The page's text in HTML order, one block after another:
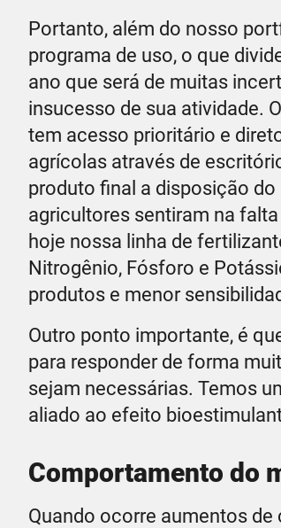
Portanto, além do nosso
programa de uso, o que
ano que será de muitas
insucesso de sua atividade.
tem acesso prioritário e
agrícolas através de
produto final a disposição
agricultores sentiram na
hoje nossa linha de
Nitrogênio, Fósforo e
produtos e menor
Outro ponto importante, é
para responder de forma
sejam necessárias. Temos
aliado ao efeito
Comportamento do
Quando ocorre aumentos